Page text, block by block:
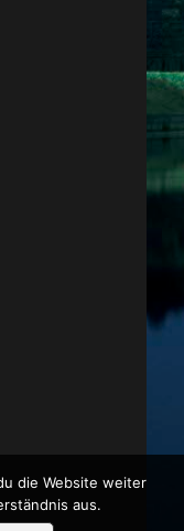
die Website weiter
aus.